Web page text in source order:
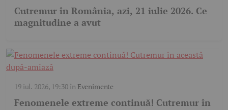
Cutremur în România, azi, 21 iulie 2026. Ce
magnitudine a avut
19 iul. 2026, 19:30în Evenimente
Fenomenele extreme continuă! Cutremur în